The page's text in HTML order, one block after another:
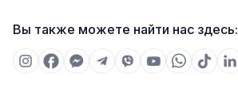
Вы также можете найти нас здесь: